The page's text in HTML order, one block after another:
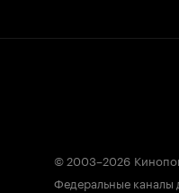
© 2003–2026
Федеральные каналы